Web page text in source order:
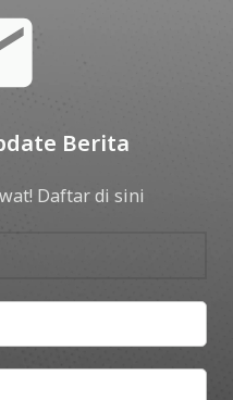
Berita
Daftar di sini